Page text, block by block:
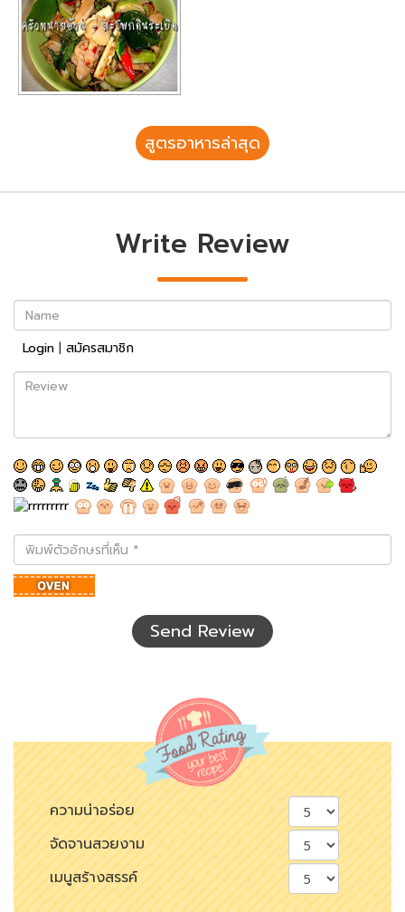
สูตรอาหารล่าสุด
Write Review
Name
Login | สมัครสมาชิก
Review
พิมพ์
ตัว
อักษร
ที่
Send Review
ความน่าอร่อย
จัดจานสวยงาม
เมนูสร้างสรรค์